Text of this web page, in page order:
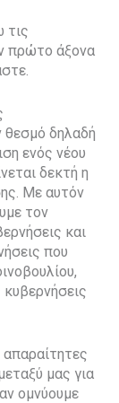
τις
πρώτο άξονα
θεσμό δηλαδή
ενός νέου
δεκτή η
Με αυτόν
τον
και
που
απαραίτητες
μας για
ομνύουμε